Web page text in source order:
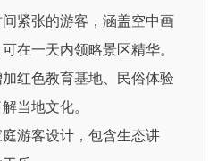
紧张的游客，涵盖空中画
在一天内领略景区精华。
红色教育基地、民俗体验
当地文化。
游客设计，包含生态讲